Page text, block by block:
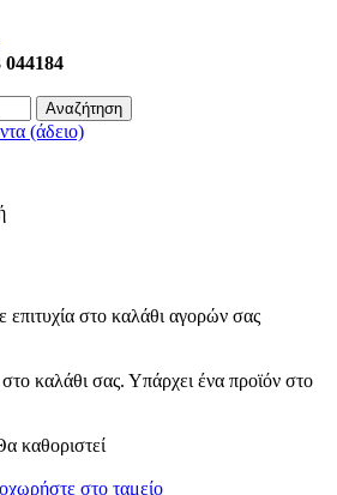
044184
Αναζήτηση
(άδειο)
στο καλάθι αγορών σας
στο καλάθι σας. Υπάρχει ένα προϊόν στο
καθοριστεί
στο ταμείο